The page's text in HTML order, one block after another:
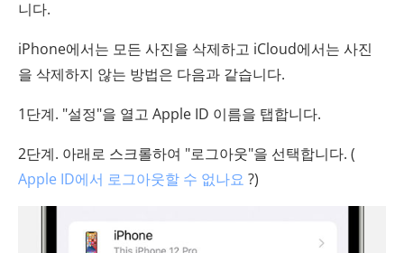
니다.
iPhone에서는 모든 사진을 삭제하고 iCloud에서는 사진
을 삭제하지 않는 방법은 다음과 같습니다.
1단계. "설정"을 열고 Apple ID 이름을 탭합니다.
2단계. 아래로 스크롤하여 "로그아웃"을 선택합니다. (
Apple ID에서 로그아웃할 수 없나요 ?)